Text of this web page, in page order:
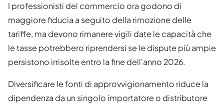
I professionisti del commercio ora godono di
maggiore fiducia a seguito della rimozione delle
tariffe, ma devono rimanere vigili date le capacità che
le tasse potrebbero riprendersi se le dispute più ampie
persistono irrisolte entro la fine dell'anno 2026.
Diversificare le fonti di approvvigionamento riduce la
dipendenza da un singolo importatore o distributore